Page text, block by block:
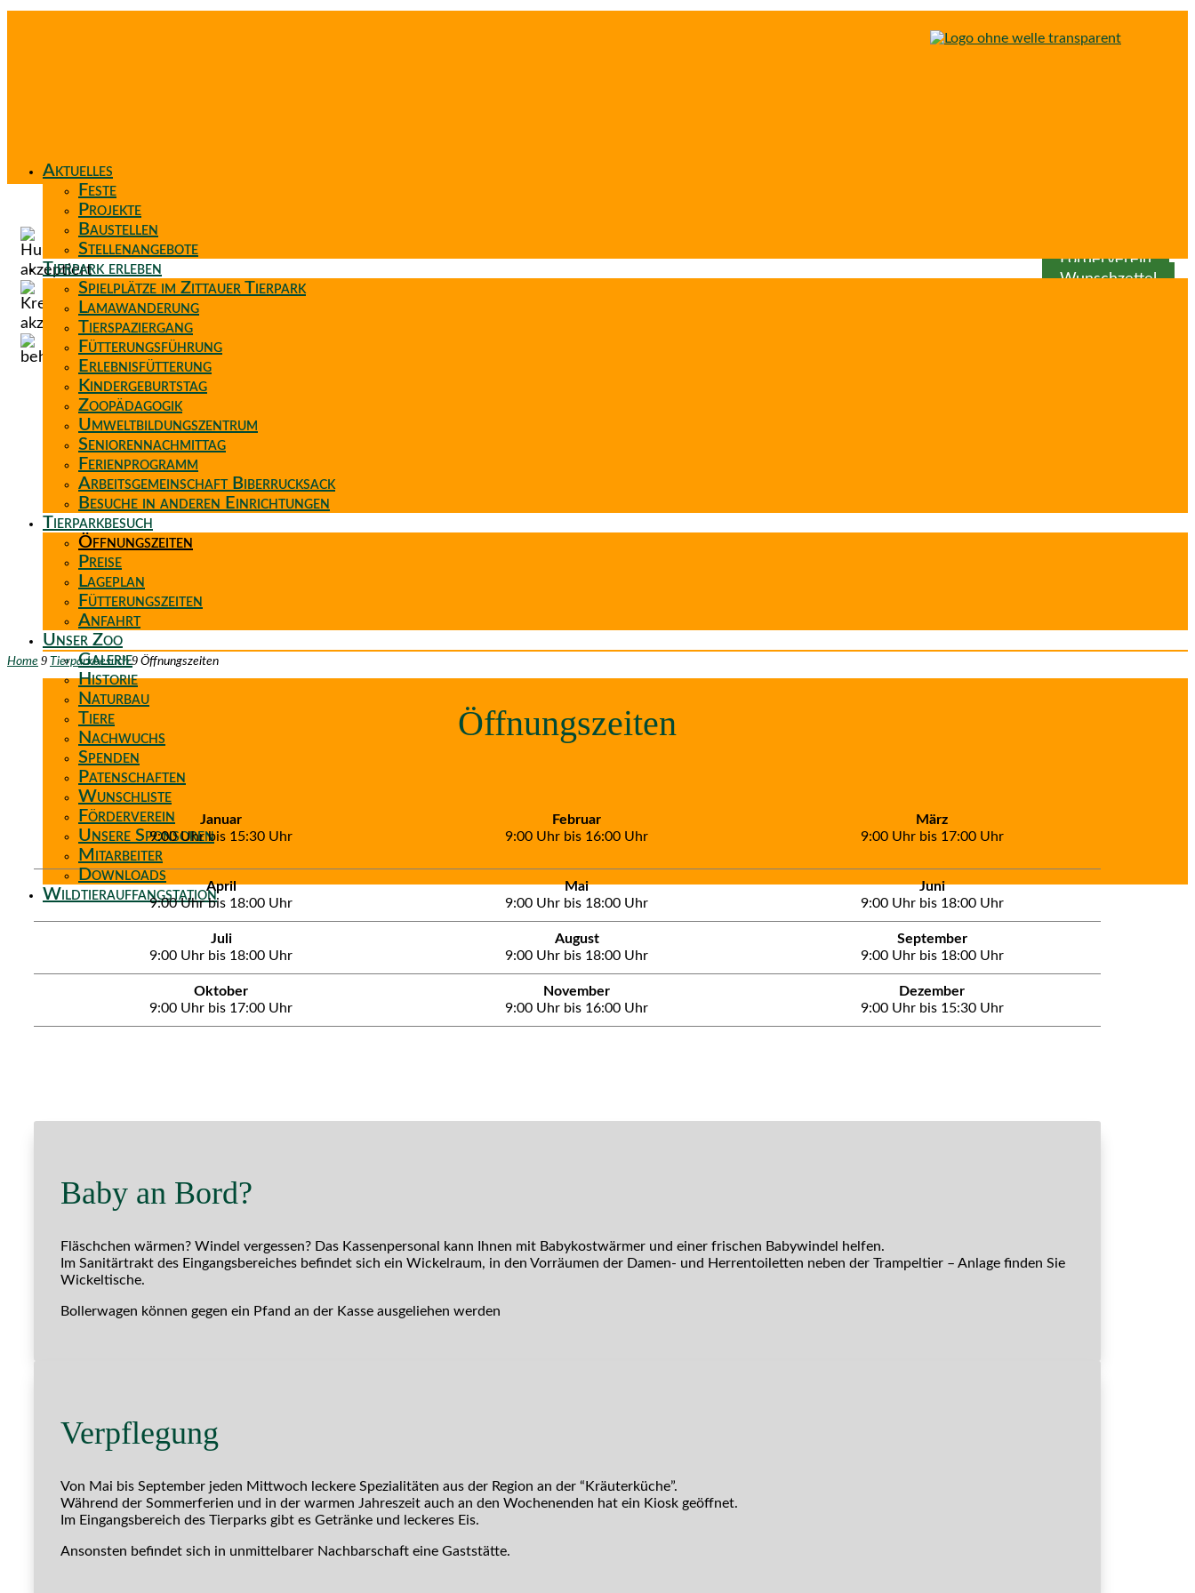
Aktuelles
Feste
Projekte
Baustellen
Stellenangebote
Tierpark erleben
Spielplätze im Zittauer Tierpark
Lamawanderung
Tierspaziergang
Fütterungsführung
Erlebnisfütterung
Kindergeburtstag
Zoopädagogik
Umweltbildungszentrum
Seniorennachmittag
Ferienprogramm
Arbeitsgemeinschaft Biberrucksack
Besuche in anderen Einrichtungen
Tierparkbesuch
Öffnungszeiten
Preise
Lageplan
Fütterungszeiten
Anfahrt
Unser Zoo
Galerie
Historie
Naturbau
Tiere
Nachwuchs
Spenden
Patenschaften
Wunschliste
Förderverein
Unsere Sponsoren
Mitarbeiter
Downloads
Wildtierauffangstation
Förderverein
Wunschzettel
Home 9 Tierparkbesuch 9 Öffnungszeiten
Öffnungszeiten
Januar
9:00 Uhr bis 15:30 Uhr
Februar
9:00 Uhr bis 16:00 Uhr
März
9:00 Uhr bis 17:00 Uhr
April
9:00 Uhr bis 18:00 Uhr
Mai
9:00 Uhr bis 18:00 Uhr
Juni
9:00 Uhr bis 18:00 Uhr
Juli
9:00 Uhr bis 18:00 Uhr
August
9:00 Uhr bis 18:00 Uhr
September
9:00 Uhr bis 18:00 Uhr
Oktober
9:00 Uhr bis 17:00 Uhr
November
9:00 Uhr bis 16:00 Uhr
Dezember
9:00 Uhr bis 15:30 Uhr
Baby an Bord?
Fläschchen wärmen? Windel vergessen? Das Kassenpersonal kann Ihnen mit Babykostwärmer und einer frischen Babywindel helfen.
Im Sanitärtrakt des Eingangsbereiches befindet sich ein Wickelraum, in den Vorräumen der Damen- und Herrentoiletten neben der Trampeltier – Anlage finden Sie
Wickeltische.
Bollerwagen können gegen ein Pfand an der Kasse ausgeliehen werden
Verpflegung
Von Mai bis September jeden Mittwoch leckere Spezialitäten aus der Region an der “Kräuterküche”.
Während der Sommerferien und in der warmen Jahreszeit auch an den Wochenenden hat ein Kiosk geöffnet.
Im Eingangsbereich des Tierparks gibt es Getränke und leckeres Eis.
Ansonsten befindet sich in unmittelbarer Nachbarschaft eine Gaststätte.